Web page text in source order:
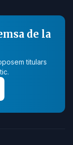
de la
titulars